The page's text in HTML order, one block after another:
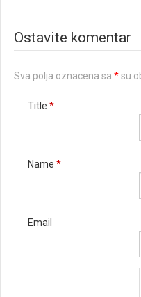
Ostavite komentar
Sva polja oznacena sa *su
Title *
Name *
Email